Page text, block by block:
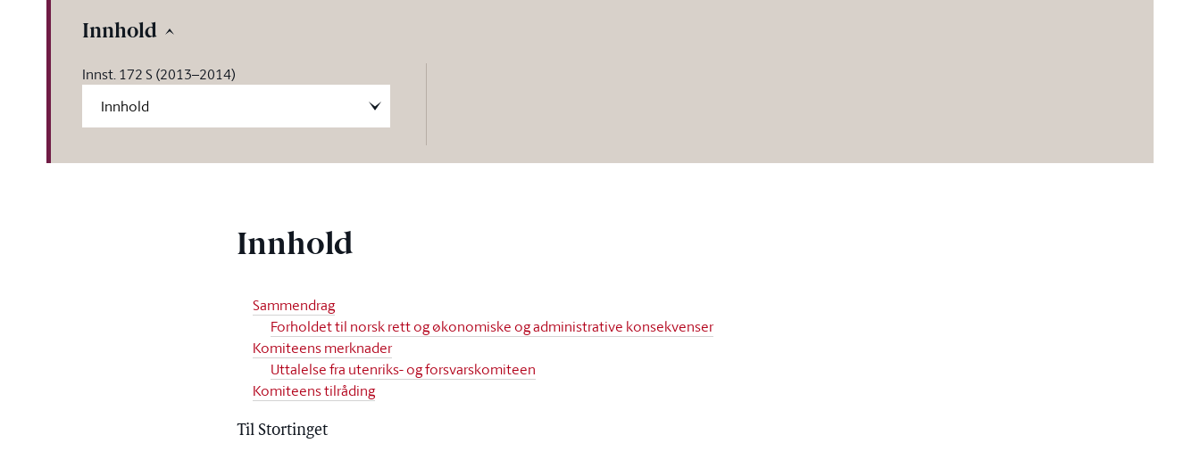
Innhold
Innst. 172 S (2013–2014)
Innhold
Sammendrag
Forholdet til norsk rett og økonomiske og administrative konsekvenser
Komiteens merknader
Uttalelse fra utenriks- og forsvarskomiteen
Komiteens tilråding
Til Stortinget